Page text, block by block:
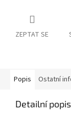
ZEPTAT SE
Popis Ostatní
Detailní